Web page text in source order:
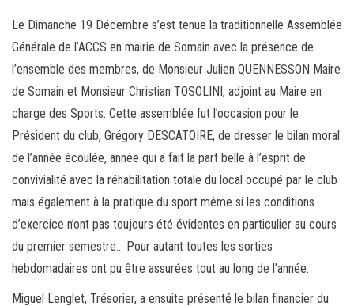
Le Dimanche 19 Décembre s’est tenue la traditionnelle Assemblée
Générale de l’ACCS en mairie de Somain avec la présence de
l’ensemble des membres, de Monsieur Julien QUENNESSON Maire
de Somain et Monsieur Christian TOSOLINI, adjoint au Maire en
charge des Sports. Cette assemblée fut l’occasion pour le
Président du club, Grégory DESCATOIRE, de dresser le bilan moral
de l’année écoulée, année qui a fait la part belle à l’esprit de
convivialité avec la réhabilitation totale du local occupé par le club
mais également à la pratique du sport même si les conditions
d’exercice n’ont pas toujours été évidentes en particulier au cours
du premier semestre… Pour autant toutes les sorties
hebdomadaires ont pu être assurées tout au long de l’année.
Miguel Lenglet, Trésorier, a ensuite présenté le bilan financier du